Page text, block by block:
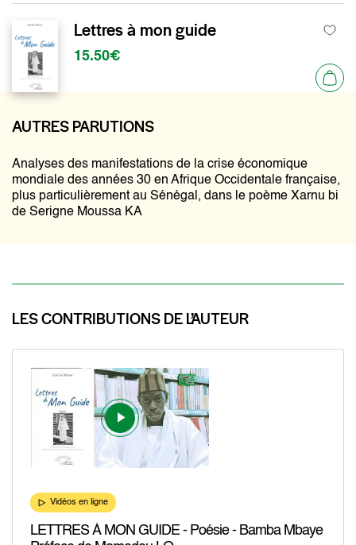
Lettres à mon guide
15.50€
AUTRES PARUTIONS
Analyses des manifestations de la crise économique
mondiale des années 30 en Afrique Occidentale française,
plus particulièrement au Sénégal, dans le poème Xarnu bi
de Serigne Moussa KA
LES CONTRIBUTIONS DE L’AUTEUR
Vidéos en ligne
LETTRES À MON GUIDE - Poésie - Bamba Mbaye